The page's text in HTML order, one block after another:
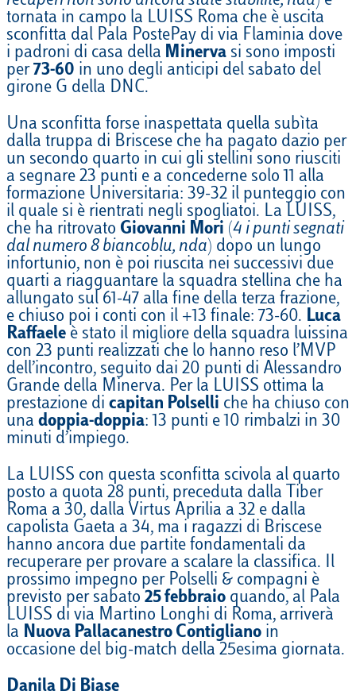
tornata in campo la LUISS Roma che è uscita
sconfitta dal Pala PostePay di via Flaminia dove
i padroni di casa della Minerva si sono imposti
per73-60 in uno degli anticipi del sabato del
girone G della DNC.
Una sconfitta forse inaspettata quella subìta
dalla truppa di Briscese che ha pagato dazio per
un secondo quarto in cui gli stellini sono riusciti
a segnare 23 punti e a concederne solo 11 alla
formazione Universitaria: 39-32 il punteggio con
il quale si è rientrati negli spogliatoi. La LUISS,
che ha ritrovato Giovanni Mori (4 i punti segnati
dal numero 8 biancoblu, nda) dopo un lungo
infortunio, non è poi riuscita nei successivi due
quarti a riagguantare la squadra stellina che ha
allungato sul 61-47 alla fine della terza frazione,
e chiuso poi i conti con il +13 finale: 73-60. Luca
Raffaele è stato il migliore della squadra luissina
con 23 punti realizzati che lo hanno reso l’MVP
dell’incontro, seguito dai 20 punti di Alessandro
Grande della Minerva. Per la LUISS ottima la
prestazione di capitan Polselli che ha chiuso con
una doppia-doppia: 13 punti e 10 rimbalzi in 30
minuti d’impiego.
La LUISS con questa sconfitta scivola al quarto
posto a quota 28 punti, preceduta dalla Tiber
Roma a 30, dalla Virtus Aprilia a 32 e dalla
capolista Gaeta a 34, ma i ragazzi di Briscese
hanno ancora due partite fondamentali da
recuperare per provare a scalare la classifica. Il
prossimo impegno per Polselli & compagni è
previsto per sabato 25 febbraio quando, al Pala
LUISS di via Martino Longhi di Roma, arriverà
la Nuova Pallacanestro Contigliano in
occasione del big-match della 25esima giornata.
Danila Di Biase